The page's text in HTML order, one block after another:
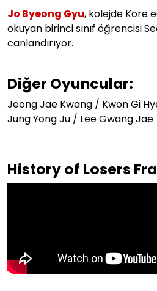
Jo Byeong Gyu, kolejde Kore
okuyan birinci sınıf öğrencisi
canlandırıyor.
Diğer Oyuncular:
Jeong Jae Kwang / Kwon Gi
Jung Yong Ju / Lee Gwang Jae
History of Losers